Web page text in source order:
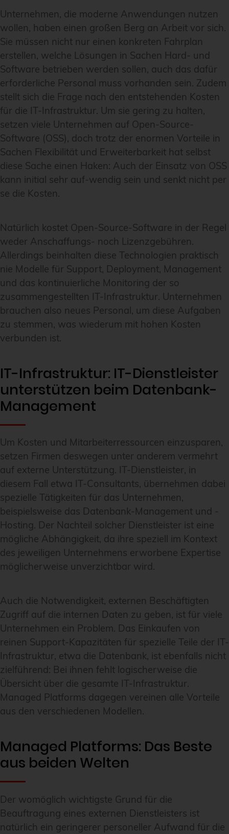
Unternehmen, die moderne Anwendungen nutzen
wollen, haben einen großen Berg an Arbeit vor sich.
Sie müssen nicht nur einen konkreten Fahrplan
erstellen, welche Lösungen in Sachen Hard- und
Software betrieben werden sollen, auch das dafür
erforderliche Personal muss vorhanden sein. Zudem
stellt sich die Frage nach den entstehenden Kosten
für die IT-Infrastruktur. Um sie gering zu halten,
setzen viele Unternehmen auf Open-Source-
Software (OSS), doch trotz der enormen Vorteile in
Sachen Flexibilität und Erweiterbarkeit hat selbst
diese Sache einen Haken: Auch der Einsatz von OSS
kann initial sehr auf-wendig sein und senkt nicht per
se die Kosten.
Natürlich kostet Open-Source-Software in der Regel
weder Anschaffungs- noch Lizenzgebühren.
Allerdings beinhalten diese Technologien praktisch
nie Modelle für Support, Deployment, Management
und das kontinuierliche Monitoring der so
zusammengestellten IT-Infrastruktur. Unternehmen
brauchen also neues Personal, um diese Aufgaben
zu stemmen, was wiederum mit hohen Kosten
verbunden ist.
IT-Infrastruktur: IT-Dienstleister
unterstützen beim Datenbank-
Management
Um Kosten und Mitarbeiterressourcen einzusparen,
setzen Firmen deswegen unter anderem vermehrt
auf externe Unterstützung. IT-Dienstleister, in
diesem Fall etwa IT-Consultants, übernehmen dabei
spezielle Tätigkeiten für das Unternehmen,
beispielsweise das Datenbank-Management und -
Hosting. Der Nachteil solcher Dienstleister ist eine
mögliche Abhängigkeit, da ihre speziell im Kontext
des jeweiligen Unternehmens erworbene Expertise
möglicherweise unverzichtbar wird.
Auch die Notwendigkeit, externen Beschäftigten
Zugriff auf die internen Daten zu geben, ist für viele
Unternehmen ein Problem. Das Einkaufen von
reinen Support-Kapazitäten für spezielle Teile der IT-
Infrastruktur, etwa die Datenbank, ist ebenfalls nicht
zielführend: Bei ihnen fehlt logischerweise die
Übersicht über die gesamte IT-Infrastruktur.
Managed Platforms dagegen vereinen alle Vorteile
aus den verschiedenen Modellen.
Managed Platforms: Das Beste
aus beiden Welten
Der womöglich wichtigste Grund für die
Beauftragung eines externen Dienstleisters ist
natürlich ein geringerer personeller Aufwand für die